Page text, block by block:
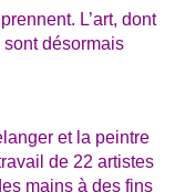
L’art, dont
désormais
et la peintre
de 22 artistes
mains à des fins